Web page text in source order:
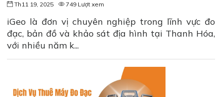
Th11 19, 2025 749 Lượt xem
iGeo là đơn vị chuyên nghiệp trong lĩnh vực đo
đạc, bản đồ và khảo sát địa hình tại Thanh Hóa,
với nhiều năm k...